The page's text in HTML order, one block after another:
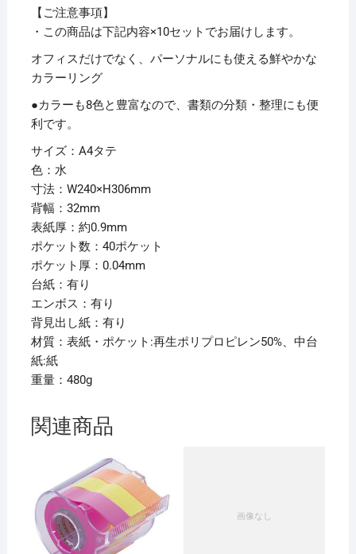
40
ポ
ッ
ト
背
幅
32mm
水
G3202-
14
1
冊
【×10
セ
ト】
個
【ご注意事項】
・この商品は下記内容×10セットでお届けします。
オフィスだけでなく、パーソナルにも使える鮮やかな
カラーリング
●カラーも8色と豊富なので、書類の分類・整理にも便
利です。
サイズ：A4タテ
色：水
寸法：W240×H306mm
背幅：32mm
表紙厚：約0.9mm
ポケット数：40ポケット
ポケット厚：0.04mm
台紙：有り
エンボス：有り
背見出し紙：有り
材質：表紙・ポケット:再生ポリプロピレン50%、中台
紙:紙
重量：480g
関連商品